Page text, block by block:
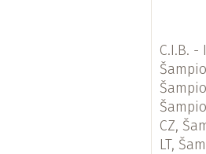
C.I.B.
CZ,
LT,